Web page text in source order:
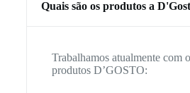
Quais são os produtos a
Trabalhamos atualmente com
produtos D’GOSTO: